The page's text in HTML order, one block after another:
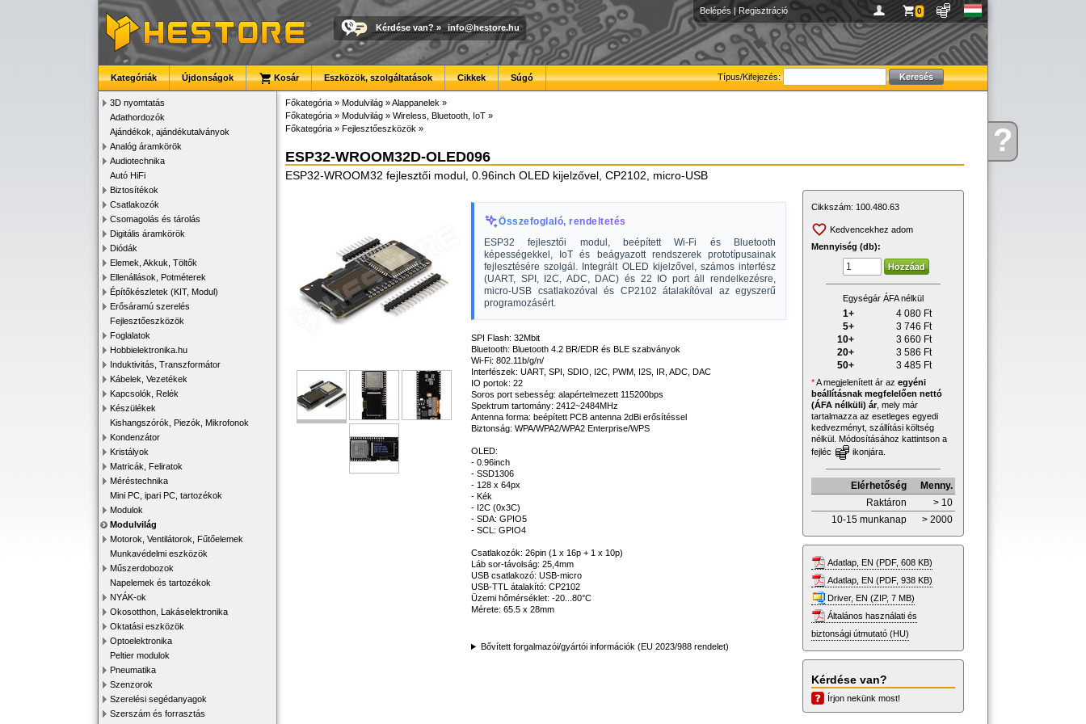
Kérdése?
Belépés | Regisztráció 0
Kérdése van? » info@hestore.hu
Típus/Kifejezés:
Kategóriák Újdonságok Kosár Eszközök, szolgáltatások Cikkek Súgó
3D nyomtatás
Adathordozók
Ajándékok, ajándékutalványok
Analóg áramkörök
Audiotechnika
Autó HiFi
Biztosítékok
Csatlakozók
Csomagolás és tárolás
Digitális áramkörök
Diódák
Elemek, Akkuk, Töltők
Ellenállások, Potméterek
Építőkészletek (KIT, Modul)
Erősáramú szerelés
Fejlesztőeszközök
Foglalatok
Hobbielektronika.hu
Induktivitás, Transzformátor
Kábelek, Vezetékek
Kapcsolók, Relék
Készülékek
Kishangszórók, Piezók, Mikrofonok
Kondenzátor
Kristályok
Matricák, Feliratok
Méréstechnika
Mini PC, ipari PC, tartozékok
Modulok
Modulvilág
Motorok, Ventilátorok, Fűtőelemek
Munkavédelmi eszközök
Műszerdobozok
Napelemek és tartozékok
NYÁK-ok
Okosotthon, Lakáselektronika
Oktatási eszközök
Optoelektronika
Peltier modulok
Pneumatika
Szenzorok
Szerelési segédanyagok
Szerszám és forrasztás
Főkategória » Modulvilág »Alappanelek »
Főkategória » Modulvilág » Wireless, Bluetooth, IoT »
Főkategória » Fejlesztőeszközök »
ESP32-WROOM32D-OLED096
ESP32-WROOM32 fejlesztői modul, 0.96inch OLED kijelzővel, CP2102, micro-USB
Összefoglaló, rendeltetés
ESP32 fejlesztői modul, beépített Wi-Fi és Bluetooth
képességekkel, IoT és beágyazott rendszerek prototípusainak
fejlesztésére szolgál. Integrált OLED kijelzővel, számos interfész
(UART, SPI, I2C, ADC, DAC) és 22 IO port áll rendelkezésre,
micro-USB csatlakozóval és CP2102 átalakítóval az egyszerű
programozásért.
SPI Flash: 32Mbit
Bluetooth: Bluetooth 4.2 BR/EDR és BLE szabványok
Wi-Fi: 802.11b/g/n/
Interfészek: UART, SPI, SDIO, I2C, PWM, I2S, IR, ADC, DAC
IO portok: 22
Soros port sebesség: alapértelmezett 115200bps
Spektrum tartomány: 2412~2484MHz
Antenna forma: beépített PCB antenna 2dBi erősítéssel
Biztonság: WPA/WPA2/WPA2 Enterprise/WPS
OLED:
- 0.96inch
- SSD1306
- 128 x 64px
- Kék
- I2C (0x3C)
- SDA: GPIO5
- SCL: GPIO4
Csatlakozók: 26pin (1 x 16p + 1 x 10p)
Láb sor-távolság: 25,4mm
USB csatlakozó: USB-micro
USB-TTL átalakító: CP2102
Üzemi hőmérséklet: -20...80°C
Mérete: 65.5 x 28mm
Bővített forgalmazói/gyártói információk (EU 2023/988 rendelet)
Cikkszám: 100.480.63
Kedvencekhez adom
Mennyiség (db):
Egységár ÁFA nélkül
1+ 4 080 Ft
5+
3 746 Ft
10+
3 660 Ft
20+
3 586 Ft
50+
3 485 Ft
*A megjelenített ár az egyéni
beállításnak megfelelően nettó
(ÁFA nélküli) ár, mely már
tartalmazza az esetleges egyedi
kedvezményt, szállítási költség
nélkül. Módosításához kattintson a
fejléc
ikonjára.
Elérhetőség
Menny.
Raktáron
> 10
10-15 munkanap
> 2000
Adatlap, EN (PDF, 608 KB)
Adatlap, EN (PDF, 938 KB)
Driver, EN (ZIP, 7 MB)
Általános használati és
biztonsági útmutató (HU)
Kérdése van?
Írjon nekünk most!